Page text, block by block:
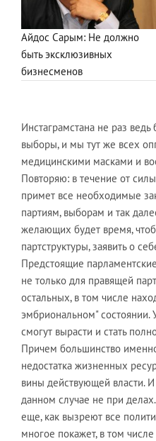
Айдос Сарым: Не должно
быть эксклюзивных
бизнесменов
Инстаграмстана не раз
выборы, и мы тут же всех
медицинскими масками и
Повторяю: в течение от
примет все необходимые
партиям, выборам и так
желающих будет время,
партструктуры, заявить о
Предстоящие
не только для правящей
остальных, в том числе
эмбриональном" состоянии.
смогут вырасти и стать
Причем большинство
недостатка жизненных
вины действующей власти. И
данном случае не при
еще, как вызреют все
многое покажет, в том